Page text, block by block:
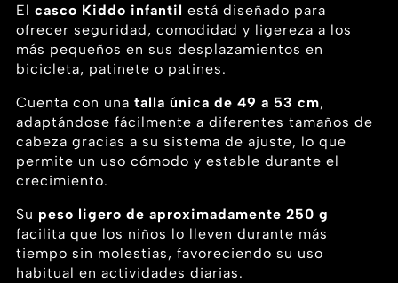
El casco Kiddo infantil está diseñado para
ofrecer seguridad, comodidad y ligereza a los
más pequeños en sus desplazamientos en
bicicleta, patinete o patines.
Cuenta con una talla única de 49 a 53 cm,
adaptándose fácilmente a diferentes tamaños de
cabeza gracias a su sistema de ajuste, lo que
permite un uso cómodo y estable durante el
crecimiento.
Su peso ligero de aproximadamente 250 g
facilita que los niños lo lleven durante más
tiempo sin molestias, favoreciendo su uso
habitual en actividades diarias.